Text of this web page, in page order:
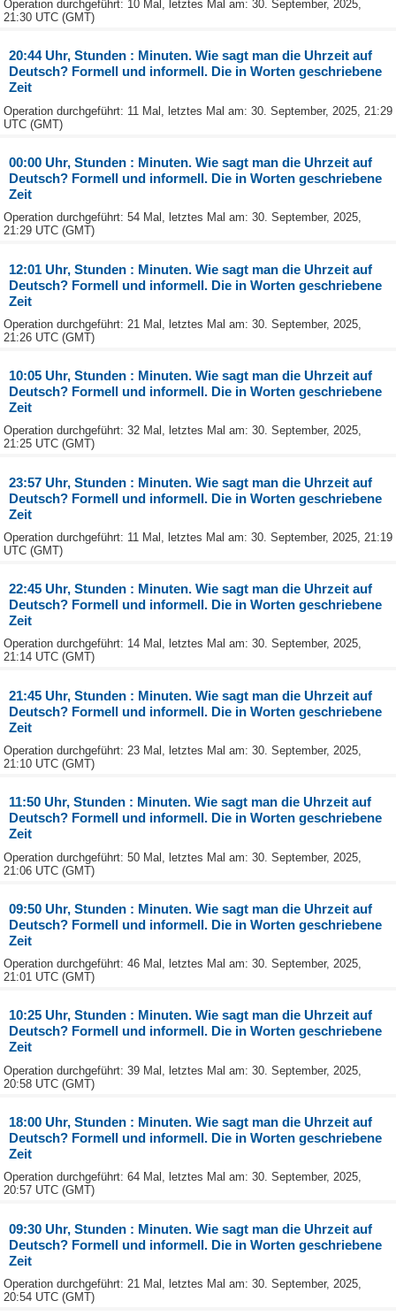
Operation durchgeführt: 10 Mal, letztes Mal am: 30. September, 2025,
21:30 UTC (GMT)
20:44 Uhr, Stunden : Minuten. Wie sagt man die Uhrzeit auf
Deutsch? Formell und informell. Die in Worten geschriebene
Zeit
Operation durchgeführt: 11 Mal, letztes Mal am: 30. September, 2025, 21:29
UTC (GMT)
00:00 Uhr, Stunden : Minuten. Wie sagt man die Uhrzeit auf
Deutsch? Formell und informell. Die in Worten geschriebene
Zeit
Operation durchgeführt: 54 Mal, letztes Mal am: 30. September, 2025,
21:29 UTC (GMT)
12:01 Uhr, Stunden : Minuten. Wie sagt man die Uhrzeit auf
Deutsch? Formell und informell. Die in Worten geschriebene
Zeit
Operation durchgeführt: 21 Mal, letztes Mal am: 30. September, 2025,
21:26 UTC (GMT)
10:05 Uhr, Stunden : Minuten. Wie sagt man die Uhrzeit auf
Deutsch? Formell und informell. Die in Worten geschriebene
Zeit
Operation durchgeführt: 32 Mal, letztes Mal am: 30. September, 2025,
21:25 UTC (GMT)
23:57 Uhr, Stunden : Minuten. Wie sagt man die Uhrzeit auf
Deutsch? Formell und informell. Die in Worten geschriebene
Zeit
Operation durchgeführt: 11 Mal, letztes Mal am: 30. September, 2025, 21:19
UTC (GMT)
22:45 Uhr, Stunden : Minuten. Wie sagt man die Uhrzeit auf
Deutsch? Formell und informell. Die in Worten geschriebene
Zeit
Operation durchgeführt: 14 Mal, letztes Mal am: 30. September, 2025,
21:14 UTC (GMT)
21:45 Uhr, Stunden : Minuten. Wie sagt man die Uhrzeit auf
Deutsch? Formell und informell. Die in Worten geschriebene
Zeit
Operation durchgeführt: 23 Mal, letztes Mal am: 30. September, 2025,
21:10 UTC (GMT)
11:50 Uhr, Stunden : Minuten. Wie sagt man die Uhrzeit auf
Deutsch? Formell und informell. Die in Worten geschriebene
Zeit
Operation durchgeführt: 50 Mal, letztes Mal am: 30. September, 2025,
21:06 UTC (GMT)
09:50 Uhr, Stunden : Minuten. Wie sagt man die Uhrzeit auf
Deutsch? Formell und informell. Die in Worten geschriebene
Zeit
Operation durchgeführt: 46 Mal, letztes Mal am: 30. September, 2025,
21:01 UTC (GMT)
10:25 Uhr, Stunden : Minuten. Wie sagt man die Uhrzeit auf
Deutsch? Formell und informell. Die in Worten geschriebene
Zeit
Operation durchgeführt: 39 Mal, letztes Mal am: 30. September, 2025,
20:58 UTC (GMT)
18:00 Uhr, Stunden : Minuten. Wie sagt man die Uhrzeit auf
Deutsch? Formell und informell. Die in Worten geschriebene
Zeit
Operation durchgeführt: 64 Mal, letztes Mal am: 30. September, 2025,
20:57 UTC (GMT)
09:30 Uhr, Stunden : Minuten. Wie sagt man die Uhrzeit auf
Deutsch? Formell und informell. Die in Worten geschriebene
Zeit
Operation durchgeführt: 21 Mal, letztes Mal am: 30. September, 2025,
20:54 UTC (GMT)